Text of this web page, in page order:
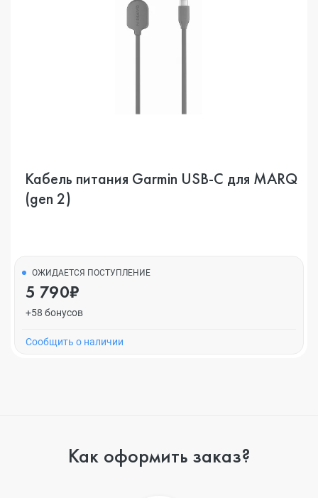
Кабель питания Garmin USB-C для MARQ
(gen 2)
ОЖИДАЕТСЯ ПОСТУПЛЕНИЕ
5 790₽
+58 бонусов
Cообщить о наличии
Как оформить заказ?